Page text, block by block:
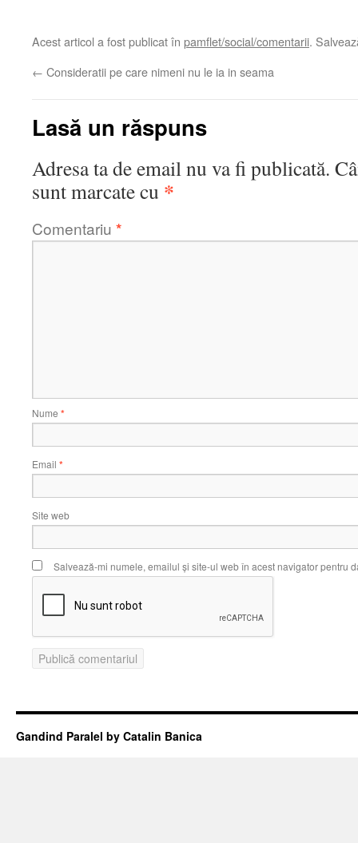
Acest articol a fost publicat în pamflet/social/comentarii.
← Consideratii pe care nimeni nu le ia in seama
Lasă un răspuns
Adresa ta de email nu va fi publicată.
sunt marcate cu *
Comentariu *
Nume *
Email *
Site web
Salvează-mi numele, emailul și site-ul web în acest navigator pentru
Gandind Paralel by Catalin Banica